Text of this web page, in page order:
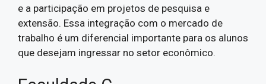
e a participação em projetos de pesquisa e
extensão. Essa integração com o mercado de
trabalho é um diferencial importante para os alunos
que desejam ingressar no setor econômico.